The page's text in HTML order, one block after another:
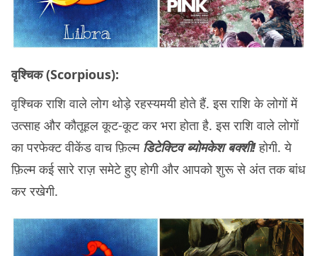
वृश्चिक (Scorpious):
वृश्चिक राशि वाले लोग थोड़े रहस्यमयी होते हैं. इस राशि के लोगों में
उत्साह और कौतूहल कूट-कूट कर भरा होता है. इस राशि वाले लोगों
का परफेक्ट वीकेंड वाच फ़िल्म डिटेक्टिव ब्योमकेश बक्शी!होगी. ये
फ़िल्म कई सारे राज़ समेटे हुए होगी और आपको शुरू से अंत तक बांध
कर रखेगी.